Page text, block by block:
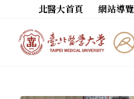
北醫大首頁 網站導覽